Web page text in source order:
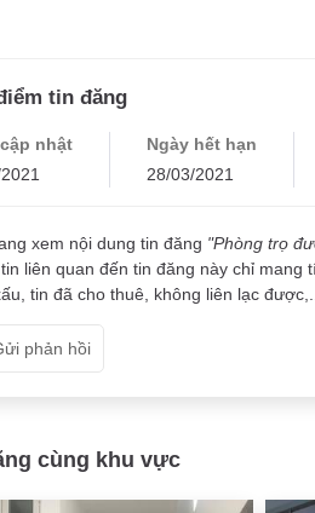
tin đăng
nhật
Ngày hết hạn
28/03/2021
xem nội dung tin đăng "Phòng trọ
liên quan đến tin đăng này chỉ
tin đã cho thuê, không liên lạc
phản hồi
cùng khu vực